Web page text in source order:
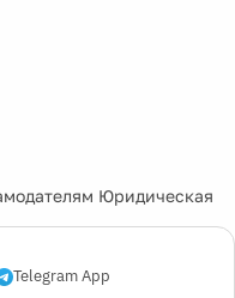
Юридическая
Telegram App